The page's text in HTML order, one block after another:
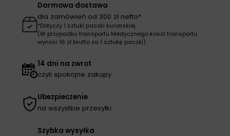
Darmowa dostawa
dla zamówień od 300 zł netto*
*Dotyczy 1 sztuki paczki kurierskiej
(W przypadku transportu Medycznego koszt transportu
wynosi 16 zł brutto za 1 sztukę paczki)
14 dni na zwrot
czyli spokojne zakupy
Ubezpieczenie
na wszystkie przesyłki
Szybka wysyłka